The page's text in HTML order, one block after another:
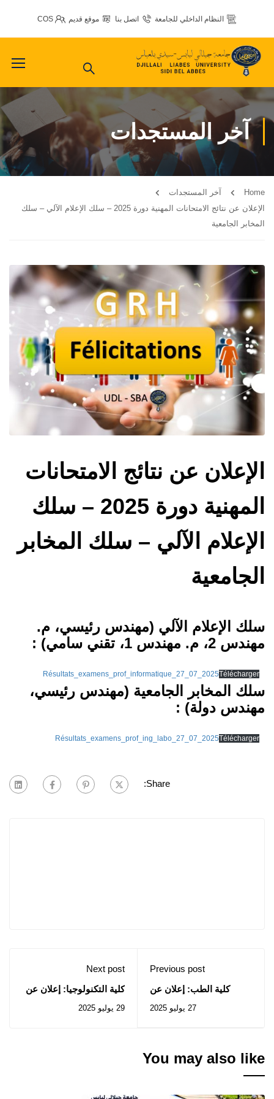
النظام الداخلي للجامعة اتصل بنا موقع قديم COS
آخر المستجدات
Home
آخر المستجدات
الإعلان عن نتائج الامتحانات المهنية دورة 2025 – سلك الإعلام الآلي – سلك
المخابر الجامعية
الإعلان عن نتائج الامتحانات
المهنية دورة 2025 – سلك
الإعلام الآلي – سلك المخابر
الجامعية
سلك الإعلام الآلي (مهندس رئيسي، م.
مهندس 2، م. مهندس 1، تقني سامي) :
Résultats_examens_prof_informatique_27_07_2025Télécharger
سلك المخابر الجامعية (مهندس رئيسي،
مهندس دولة) :
Résultats_examens_prof_ing_labo_27_07_2025Télécharger
Share:
Previous post
كلية الطب: إعلان عن
المتعلقة بالإستشارة رقم
27 يوليو 2025
Next post
كلية التكنولوجيا: إعلان عن
/2025
29 يوليو 2025
You may also like